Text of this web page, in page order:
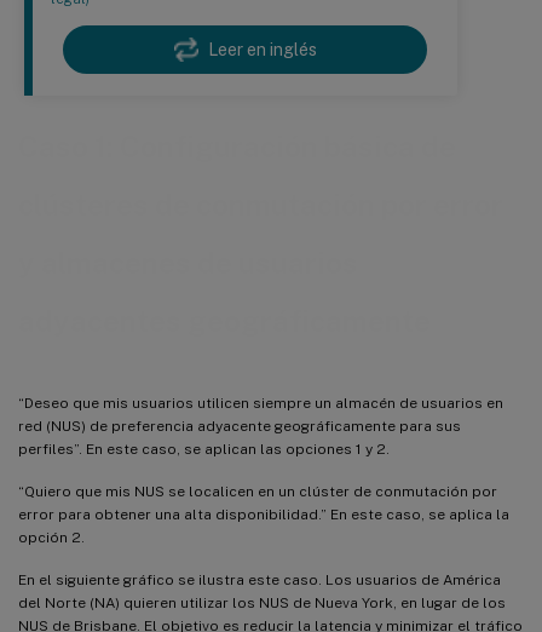
Leer en inglés
“Deseo que mis usuarios utilicen siempre un almacén de usuarios en
red (NUS) de preferencia adyacente geográficamente para sus
perfiles”. En este caso, se aplican las opciones 1 y 2.
“Quiero que mis NUS se localicen en un clúster de conmutación por
error para obtener una alta disponibilidad.” En este caso, se aplica la
opción 2.
En el siguiente gráfico se ilustra este caso. Los usuarios de América
del Norte (NA) quieren utilizar los NUS de Nueva York, en lugar de los
NUS de Brisbane. El objetivo es reducir la latencia y minimizar el tráfico